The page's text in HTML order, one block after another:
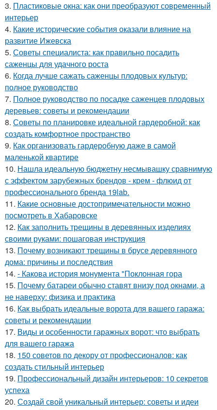
3. Пластиковые окна: как они преобразуют современный
интерьер
4. Какие исторические события оказали влияние на
развитие Ижевска
5. Советы специалиста: как правильно посадить
саженцы для удачного роста
6. Когда лучше сажать саженцы плодовых культур:
полное руководство
7. Полное руководство по посадке саженцев плодовых
деревьев: советы и рекомендации
8. Советы по планировке идеальной гардеробной: как
создать комфортное пространство
9. Как организовать гардеробную даже в самой
маленькой квартире
10. Нашла идеальную бюджетну несмывашку сравнимую
с эффектом зарубежных брендов - крем - флюид от
профессионального бренда 19lab.
11. Какие основные достопримечательности можно
посмотреть в Хабаровске
12. Как заполнить трещины в деревянных изделиях
своими руками: пошаговая инструкция
13. Почему возникают трещины в брусе деревянного
дома: причины и последствия
14. - Какова история монумента "Поклонная гора
15. Почему батареи обычно ставят внизу под окнами, а
не наверху: физика и практика
16. Как выбрать идеальные ворота для вашего гаража:
советы и рекомендации
17. Виды и особенности гаражных ворот: что выбрать
для вашего гаража
18. 150 советов по декору от профессионалов: как
создать стильный интерьер
19. Профессиональный дизайн интерьеров: 10 секретов
успеха
20. Создай свой уникальный интерьер: советы и идеи